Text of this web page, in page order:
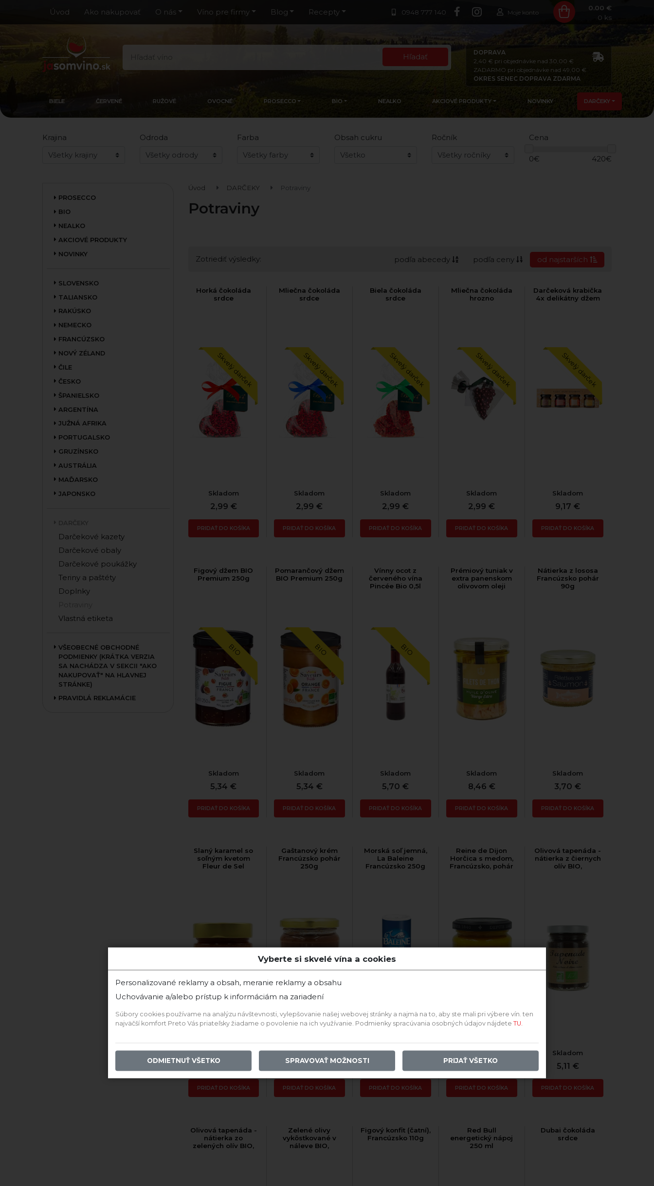
0948 777 140
Úvod Ako nakupovať O nás Víno pre firmy Blog Recepty Moje konto
0.00 €
0 ks
Hľadať
DOPRAVA
2,40 € pri objednávke nad 30,00 €
ZADARMO pri objednávke nad 49,00 €
OKRES SENEC DOPRAVA ZDARMA
BIELE ČERVENÉ RUŽOVÉ OVOCNÉ PROSECCO BIO NEALKO AKCIOVÉ PRODUKTY NOVINKY DARČEKY
Krajina Odroda Farba Obsah cukru Ročník Cena
0€ 420€
PROSECCO
BIO
NEALKO
AKCIOVÉ PRODUKTY
NOVINKY
SLOVENSKO
TALIANSKO
RAKÚSKO
NEMECKO
FRANCÚZSKO
NOVÝ ZÉLAND
ČILE
ČESKO
ŠPANIELSKO
ARGENTÍNA
JUŽNÁ AFRIKA
PORTUGALSKO
GRUZÍNSKO
AUSTRÁLIA
MAĎARSKO
JAPONSKO
Darčekové kazety
Darčekové obaly
Darčekové poukážky
Teriny a paštéty
Doplnky
Vlastná etiketa
VŠEOBECNÉ OBCHODNÉ
PODMIENKY (KRÁTKA VERZIA
SA NACHÁDZA V SEKCII "AKO
NAKUPOVAŤ" NA HLAVNEJ
STRÁNKE)
PRAVIDLÁ REKLAMÁCIE
Úvod DARČEKY Potraviny
Potraviny
Zotriediť výsledky: podľa abecedy podľa ceny od najstarších
Horká čokoláda
srdce
Skvelý darček
Skladom
2,99 €
PRIDAŤ DO KOŠÍKA
Mliečna čokoláda
srdce
Skvelý darček
Skladom
2,99 €
PRIDAŤ DO KOŠÍKA
Biela čokoláda
srdce
Skvelý darček
Skladom
2,99 €
PRIDAŤ DO KOŠÍKA
Mliečna čokoláda
hrozno
Skvelý darček
Skladom
2,99 €
PRIDAŤ DO KOŠÍKA
Darčeková krabička
4x delikátny džem
Skvelý darček
Skladom
9,17 €
PRIDAŤ DO KOŠÍKA
Figový džem BIO
Premium 250g
BIO
Skladom
5,34 €
PRIDAŤ DO KOŠÍKA
Pomarančový džem
BIO Premium 250g
BIO
Skladom
5,34 €
PRIDAŤ DO KOŠÍKA
Vínny ocot z
červeného vína
Pincée Bio 0,5l
BIO
Skladom
5,70 €
PRIDAŤ DO KOŠÍKA
Prémiový tuniak v
extra panenskom
olivovom oleji
Skladom
8,46 €
PRIDAŤ DO KOŠÍKA
Nátierka z lososa
Francúzsko pohár
90g
Skladom
3,70 €
PRIDAŤ DO KOŠÍKA
Slaný karamel so
soľným kvetom
Fleur de Sel
Skladom
8,12 €
PRIDAŤ DO KOŠÍKA
Gaštanový krém
Francúzsko pohár
250g
Skladom
4,19 €
PRIDAŤ DO KOŠÍKA
Morská soľ jemná,
La Baleine
Francúzsko 250g
Skladom
PRIDAŤ DO KOŠÍKA
Reine de Dijon
Horčica s medom,
Francúzsko, pohár
Skladom
3,18 €
PRIDAŤ DO KOŠÍKA
Olivová tapenáda -
nátierka z čiernych
olív BIO,
Skladom
5,11 €
PRIDAŤ DO KOŠÍKA
Olivová tapenáda -
nátierka zo
zelených olív BIO,
Zelené olivy
vykôstkované v
náleve BIO,
Figový konfit (čatní),
Francúzsko 110g
Red Bull
energetický nápoj
250 ml
Dubai čokoláda
srdce
Vyberte si skvelé vína a cookies
Personalizované reklamy a obsah, meranie reklamy a obsahu
Uchovávanie a/alebo prístup k informáciám na zariadení
Súbory cookies používame na analýzu návštevnosti, vylepšovanie našej webovej stránky a najmä na to, aby ste mali pri výbere vín. ten
najväčší komfort Preto Vás priateľsky žiadame o povolenie na ich využívanie. Podmienky spracúvania osobných údajov nájdete TU.
ODMIETNUŤ VŠETKO SPRAVOVAŤ MOŽNOSTI PRIJAŤ VŠETKO